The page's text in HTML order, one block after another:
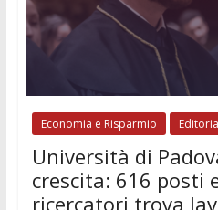
Economia e Risparmio
Università di
crescita: 616 posti
ricercatori trova